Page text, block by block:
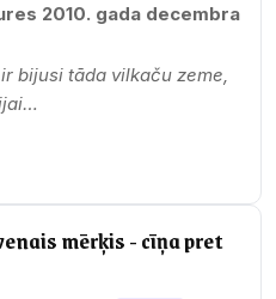
2010. gada decembra
bijusi tāda vilkaču zeme,
mērķis - cīņa pret